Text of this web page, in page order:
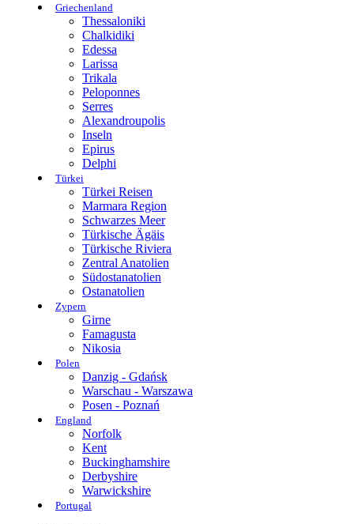
Griechenland
Thessaloniki
Chalkidiki
Edessa
Larissa
Trikala
Peloponnes
Serres
Alexandroupolis
Inseln
Epirus
Delphi
Türkei
Türkei Reisen
Marmara Region
Schwarzes Meer
Türkische Ägäis
Türkische Riviera
Zentral Anatolien
Südostanatolien
Ostanatolien
Zypern
Girne
Famagusta
Nikosia
Polen
Danzig - Gdańsk
Warschau - Warszawa
Posen - Poznań
England
Norfolk
Kent
Buckinghamshire
Derbyshire
Warwickshire
Portugal